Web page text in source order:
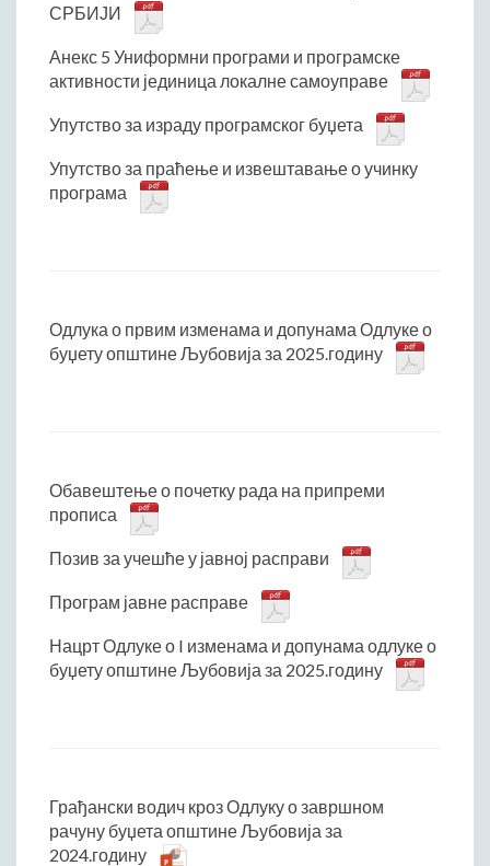
СРБИЈИ
Анекс 5 Униформни програми и програмске
активности јединица локалне самоуправе
Упутство за израду програмског буџета
Упутство за праћење и извештавање о учинку
програма
Одлука о првим изменама и допунама Одлуке о
буџету општине Љубовија за 2025.годину
Обавештење о почетку рада на припреми
прописа
Позив за учешће у јавној расправи
Програм јавне расправе
Нацрт Одлуке о I изменама и допунама одлуке о
буџету општине Љубовија за 2025.годину
Грађански водич кроз Одлуку о завршном
рачуну буџета општине Љубовија за
2024.годину